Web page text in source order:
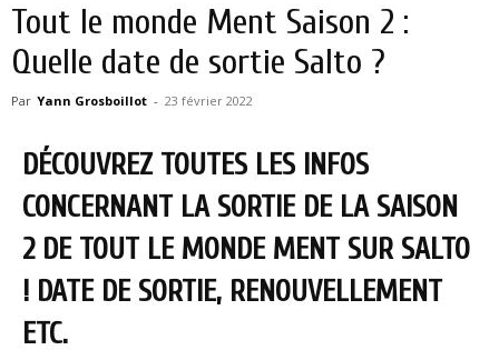
Tout le monde Ment Saison 2 :
Quelle date de sortie Salto ?
Par Yann Grosboillot - 23 février 2022
DÉCOUVREZ TOUTES LES INFOS
CONCERNANT LA SORTIE DE LA SAISON
2 DE TOUT LE MONDE MENT SUR SALTO
! DATE DE SORTIE, RENOUVELLEMENT
ETC.